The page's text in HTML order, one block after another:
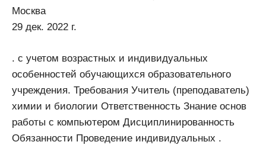
Москва
29 дек. 2022 г.
. с учетом возрастных и индивидуальных
особенностей обучающихся образовательного
учреждения. Требования Учитель (преподаватель)
химии и биологии Ответственность Знание основ
работы с компьютером Дисциплинированность
Обязанности Проведение индивидуальных .